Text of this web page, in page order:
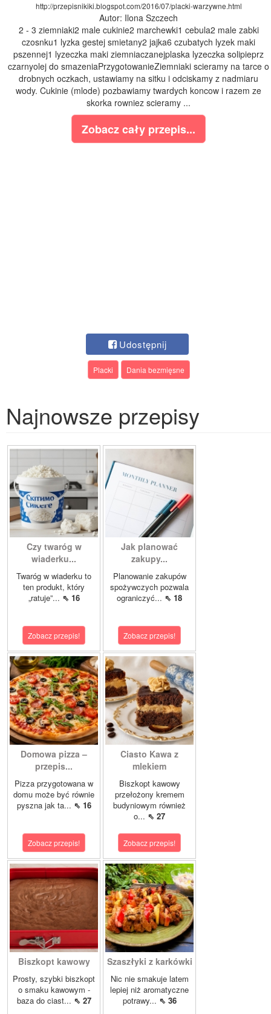
http://przepisnikiki.blogspot.com/2016/07/placki-warzywne.html
Autor: Ilona Szczech
2 - 3 ziemniaki2 male cukinie2 marchewki1 cebula2 male zabki
czosnku1 lyzka gestej smietany2 jajka6 czubatych lyzek maki
pszennej1 lyzeczka maki ziemniaczanejplaska lyzeczka solipieprz
czarnyolej do smazeniaPrzygotowanieZiemniaki scieramy na tarce o
drobnych oczkach, ustawiamy na sitku i odciskamy z nadmiaru
wody. Cukinie (mlode) pozbawiamy twardych koncow i razem ze
skorka rowniez scieramy ...
Zobacz cały przepis...
Udostępnij
Placki Dania bezmięsne
Najnowsze przepisy
Czy twaróg w
wiaderku...
Twaróg w wiaderku to
ten produkt, który
„ratuje”... ⇖ 16
Zobacz przepis!
Jak planować
zakupy...
Planowanie zakupów
spożywczych pozwala
ograniczyć... ⇖ 18
Zobacz przepis!
Domowa pizza –
przepis...
Pizza przygotowana w
domu może być równie
pyszna jak ta... ⇖ 16
Zobacz przepis!
Ciasto Kawa z
mlekiem
Biszkopt kawowy
przełożony kremem
budyniowym również
o... ⇖ 27
Zobacz przepis!
Biszkopt kawowy
Prosty, szybki biszkopt
o smaku kawowym -
baza do ciast... ⇖ 27
Szaszłyki z karkówki
Nic nie smakuje latem
lepiej niż aromatyczne
potrawy... ⇖ 36